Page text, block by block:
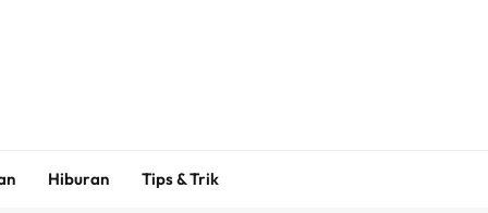
Hiburan Tips & Trik